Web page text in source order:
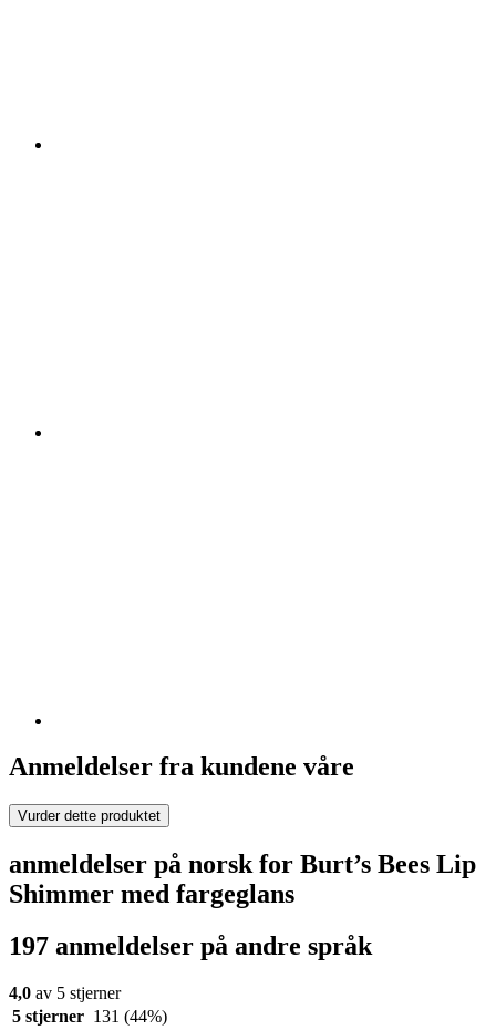
Anmeldelser fra kundene våre
Vurder dette produktet
anmeldelser på norsk for Burt’s Bees Lip
Shimmer med fargeglans
197 anmeldelser på andre språk
4,0 av 5 stjerner
5 stjerner 131 (44%)